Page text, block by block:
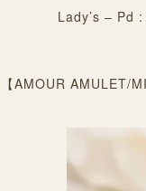
Lady’s – Pd
【AMOUR AMULET/